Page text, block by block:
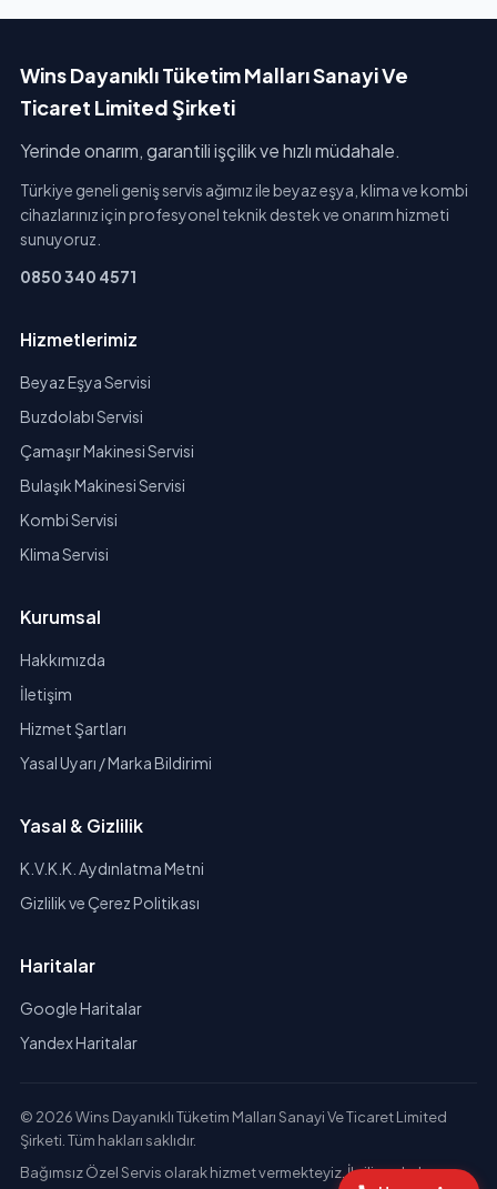
Wins Dayanıklı Tüketim Malları Sanayi Ve
Ticaret Limited Şirketi
Yerinde onarım, garantili işçilik ve hızlı müdahale.
Türkiye geneli geniş servis ağımız ile beyaz eşya, klima ve kombi
cihazlarınız için profesyonel teknik destek ve onarım hizmeti
sunuyoruz.
0850 340 4571
Hizmetlerimiz
Beyaz Eşya Servisi
Buzdolabı Servisi
Çamaşır Makinesi Servisi
Bulaşık Makinesi Servisi
Kombi Servisi
Klima Servisi
Kurumsal
Hakkımızda
İletişim
Hizmet Şartları
Yasal Uyarı / Marka Bildirimi
Yasal & Gizlilik
K.V.K.K. Aydınlatma Metni
Gizlilik ve Çerez Politikası
Haritalar
Google Haritalar
Yandex Haritalar
© 2026 Wins Dayanıklı Tüketim Malları Sanayi Ve Ticaret Limited
Şirketi. Tüm hakları saklıdır.
Bağımsız Özel Servis olarak hizmet vermekteyiz. İlgili markaların